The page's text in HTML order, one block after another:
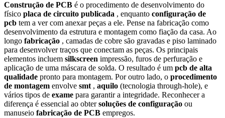
Construção de PCB é o procedimento de desenvolvimento do
físico placa de circuito publicada , enquanto configuração de
pcb tem a ver com anexar peças a ele. Pense na fabricação como
desenvolvimento da estrutura e montagem como fiação da casa. Ao
longo fabricação , camadas de cobre são gravadas e piso laminado
para desenvolver traços que conectam as peças. Os principais
elementos incluem silkscreen impressão, furos de perfuração e
aplicação de uma máscara de solda. O resultado é um pcb de alta
qualidade pronto para montagem. Por outro lado, o procedimento
de montagem envolve smt , aquilo (tecnologia through-hole), e
vários tipos de exame para garantir a integridade. Reconhecer a
diferença é essencial ao obtersoluções de configuração ou
manuseio fabricação de PCB empregos.